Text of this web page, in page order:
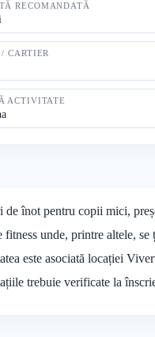
RECOMANDATĂ
CARTIER
ACTIVITATE
de înot pentru copii mici,
fitness unde, printre altele,
este asociată locației
trebuie verificate la